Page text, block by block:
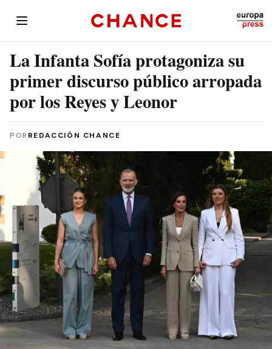
La Infanta Sofía protagoniza su
primer discurso público arropada
por los Reyes y Leonor
POR REDACCIÓN CHANCE